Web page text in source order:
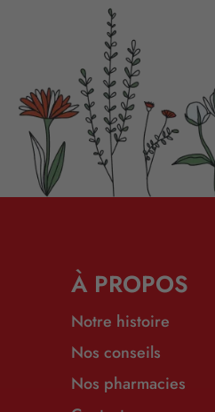
À PROPOS
Notre histoire
Nos conseils
Nos pharmacies